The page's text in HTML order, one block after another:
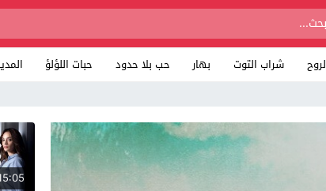
شراب التوت بهار حب بلا حدود حبات اللؤلؤ